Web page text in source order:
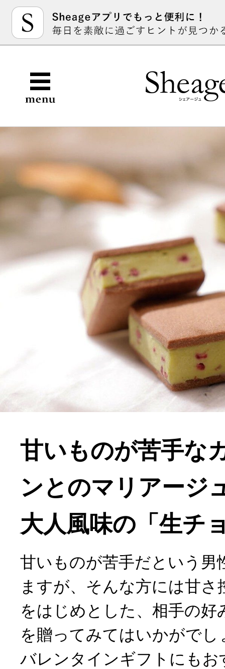
甘いものが苦手な
ンとのマリアージ
大人風味の「生チ
甘いものが苦手だという男
ますが、そんな方には甘
をはじめとした、相手の好
を贈ってみてはいかがで
バレンタインギフトにもお